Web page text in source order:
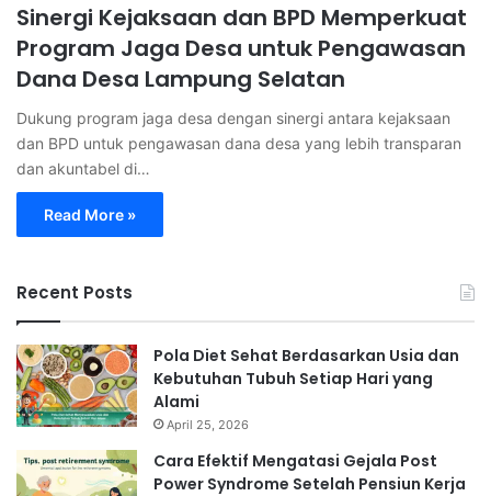
Sinergi Kejaksaan dan BPD Memperkuat
Program Jaga Desa untuk Pengawasan
Dana Desa Lampung Selatan
Dukung program jaga desa dengan sinergi antara kejaksaan
dan BPD untuk pengawasan dana desa yang lebih transparan
dan akuntabel di…
Read More »
Recent Posts
Pola Diet Sehat Berdasarkan Usia dan
Kebutuhan Tubuh Setiap Hari yang
Alami
April 25, 2026
Cara Efektif Mengatasi Gejala Post
Power Syndrome Setelah Pensiun Kerja